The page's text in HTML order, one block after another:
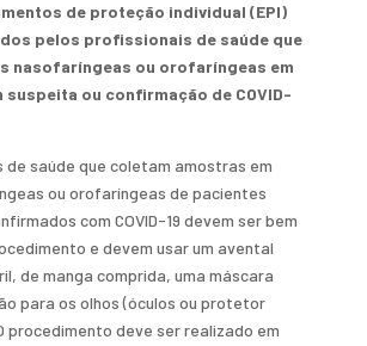
de proteção individual (EPI)
pelos profissionais de saúde que
nasofaríngeas ou orofaríngeas em
suspeita ou confirmação de COVID-
de saúde que coletam amostras em
ou orofaríngeas de pacientes
com COVID-19 devem ser bem
e devem usar um avental
de manga comprida, uma máscara
para os olhos (óculos ou protetor
procedimento deve ser realizado em